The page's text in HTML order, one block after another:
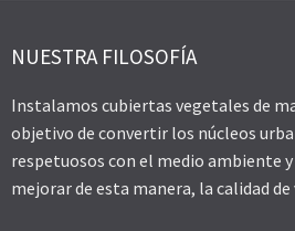
NUESTRA FILOSOFÍA
Instalamos cubiertas vegetales de
objetivo de convertir los núcleos
respetuosos con el medio ambiente
mejorar de esta manera, la calidad